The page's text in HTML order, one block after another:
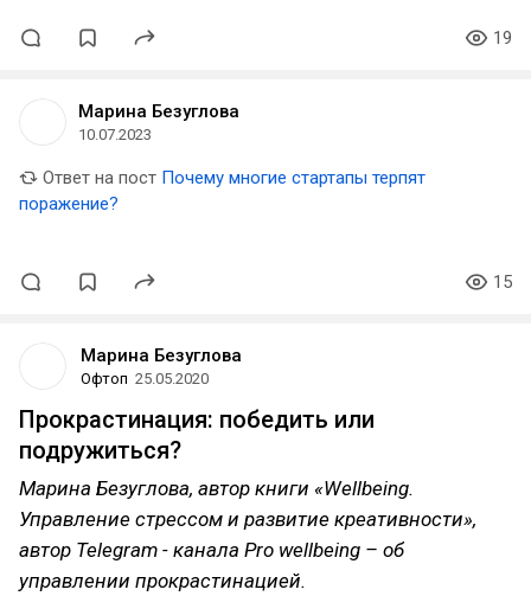
19
Марина Безуглова
10.07.2023
Ответ на пост Почему многие стартапы терпят
поражение?
15
Марина Безуглова
Офтоп 25.05.2020
Прокрастинация: победить или
подружиться?
Марина Безуглова, автор книги «Wellbeing.
Управление стрессом и развитие креативности»,
автор Telegram - канала Pro wellbeing – об
управлении прокрастинацией.